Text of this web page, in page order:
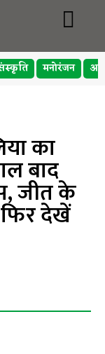
मनोरंजन
का
बाद
जीत के
देखें